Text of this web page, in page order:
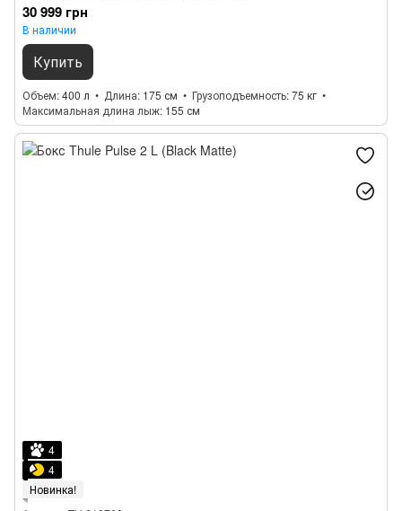
30 999 грн
В наличии
Купить
Объем 400 л Длина 175 см Грузоподъемность 75 кг
Максимальная длина лыж 155 см
4
4
Новинка!